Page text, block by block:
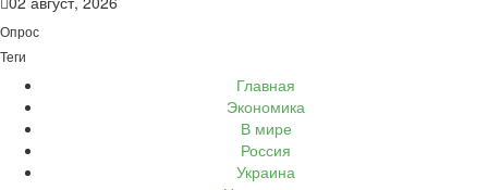
Опрос
Теги
Главная
Экономика
В мире
Россия
Украина